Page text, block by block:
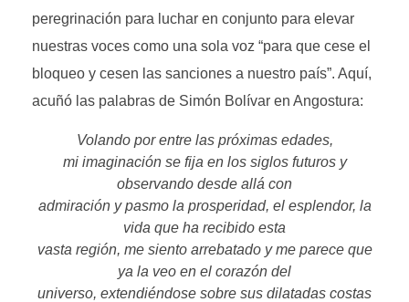
peregrinación para luchar en conjunto para elevar
nuestras voces como una sola voz “para que cese el
bloqueo y cesen las sanciones a nuestro país”. Aquí,
acuñó las palabras de Simón Bolívar en Angostura:
Volando por entre las próximas edades,
mi imaginación se fija en los siglos futuros y
observando desde allá con
admiración y pasmo la prosperidad, el esplendor, la
vida que ha recibido esta
vasta región, me siento arrebatado y me parece que
ya la veo en el corazón del
universo, extendiéndose sobre sus dilatadas costas